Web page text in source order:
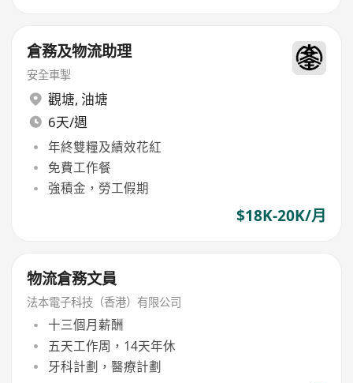
倉務及物流助理
安全車掣
觀塘, 油塘
6天/週
年終雙糧及績效花紅
免費工作餐
強積金，勞工假期
$18K-20K/月
物流倉務文員
法本電子科技（香港）有限公司
十三個月薪酬
五天工作周，14天年休
牙科計劃，醫療計劃